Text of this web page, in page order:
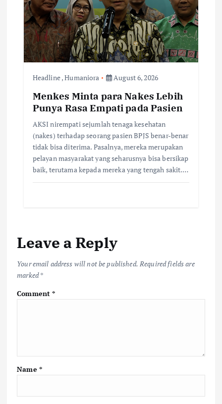
Headline,Humaniora August 6, 2026
Menkes Minta para Nakes Lebih
Punya Rasa Empati pada Pasien
AKSI nirempati sejumlah tenaga kesehatan
(nakes) terhadap seorang pasien BPJS benar-benar
tidak bisa diterima. Pasalnya, mereka merupakan
pelayan masyarakat yang seharusnya bisa bersikap
baik, terutama kepada mereka yang tengah sakit.…
Leave a Reply
Your email address will not be published. Required fields are
marked*
Comment*
Name *